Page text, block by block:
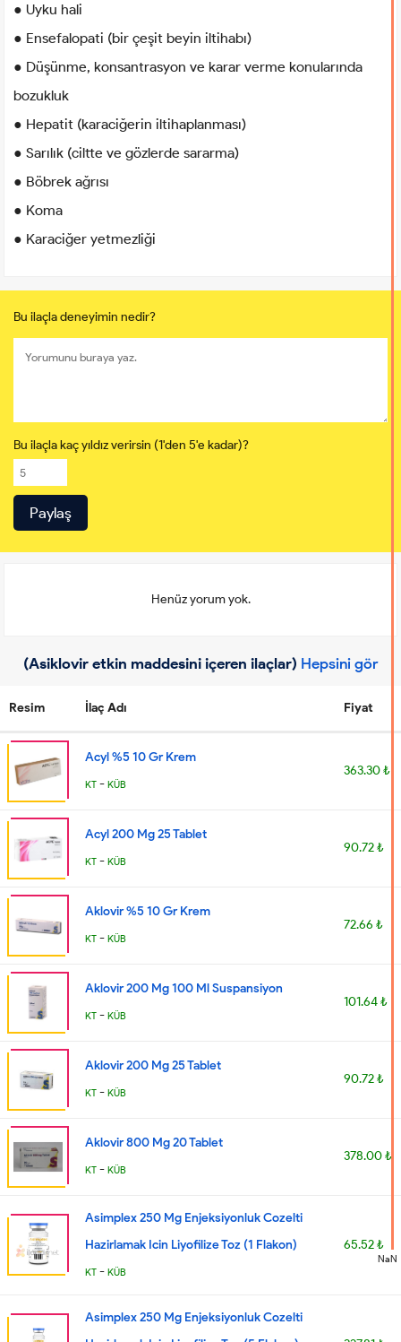
● Uyku hali
● Ensefalopati (bir çeşit beyin iltihabı)
● Düşünme, konsantrasyon ve karar verme konularında
bozukluk
● Hepatit (karaciğerin iltihaplanması)
● Sarılık (ciltte ve gözlerde sararma)
● Böbrek ağrısı
● Koma
● Karaciğer yetmezliği
Bu ilaçla deneyimin nedir?
Bu ilaçla kaç yıldız verirsin (1'den 5'e kadar)?
Henüz yorum yok.
(Asiklovir etkin maddesini içeren ilaçlar) Hepsini gör
Resim İlaç Adı Fiyat
Acyl %5 10 Gr Krem
KT - KÜB
363.30 ₺
Acyl 200 Mg 25 Tablet
KT - KÜB
90.72 ₺
Aklovir %5 10 Gr Krem
KT - KÜB
72.66 ₺
Aklovir 200 Mg 100 Ml Suspansiyon
KT - KÜB
101.64 ₺
Aklovir 200 Mg 25 Tablet
KT - KÜB
90.72 ₺
Aklovir 800 Mg 20 Tablet
KT - KÜB
378.00 ₺
Asimplex 250 Mg Enjeksiyonluk Cozelti
Hazirlamak Icin Liyofilize Toz (1 Flakon)
KT - KÜB
65.52 ₺
Asimplex 250 Mg Enjeksiyonluk Cozelti
NaN